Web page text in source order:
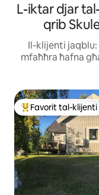
L-iktar djar
qrib
Il-klijenti
mfaħħra ħafna
Wieħed mill-aqwa
Favorit tal-klijenti